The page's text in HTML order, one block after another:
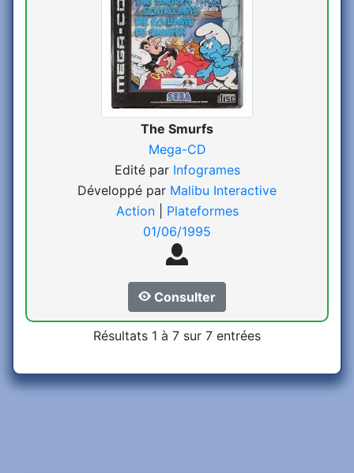
The Smurfs
Mega-CD
Edité par Infogrames
Développé par Malibu Interactive
Action
Plateformes
01/06/1995
Consulter
Résultats 1 à 7 sur 7 entrées